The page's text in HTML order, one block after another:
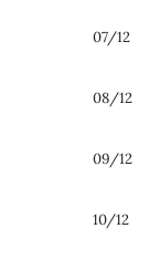
07/12
08/12
09/12
10/12